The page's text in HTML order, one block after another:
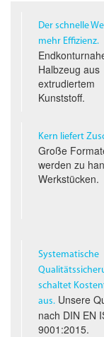
Der schnelle
mehr Effizienz.
Halbzeug aus
extrudiertem
Kunststoff.
Kern liefert
Große
werden zu
Werkstücken.
Systematische
schaltet
aus.Unsere
nach DIN EN
9001:2015.